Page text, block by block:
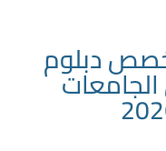
دبلوم